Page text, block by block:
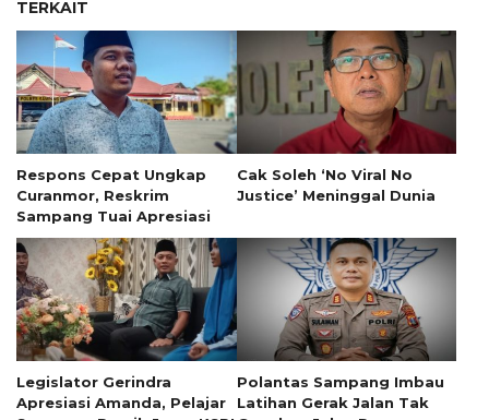
TERKAIT
Respons Cepat Ungkap
Curanmor, Reskrim
Sampang Tuai Apresiasi
Cak Soleh ‘No Viral No
Justice’ Meninggal Dunia
Legislator Gerindra
Apresiasi Amanda, Pelajar
Polantas Sampang Imbau
Latihan Gerak Jalan Tak